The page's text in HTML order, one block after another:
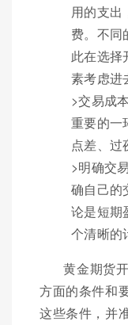
用的支出
费。不同
此在选择
素考虑进
>交易成
重要的一
点差、过
>明确交
确自己的
论是短期
个清晰的
黄金期货
方面的条件和
这些条件，并